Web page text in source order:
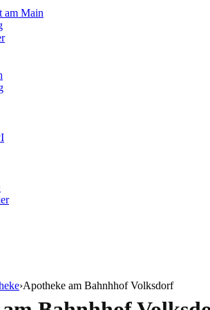
am Main
›Apotheke am Bahnhhof Volksdorf